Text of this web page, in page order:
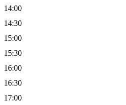
14:00
14:30
15:00
15:30
16:00
16:30
17:00